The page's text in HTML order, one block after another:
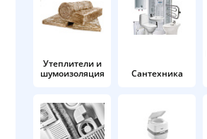
Утеплители и
шумоизоляция
Сантехника